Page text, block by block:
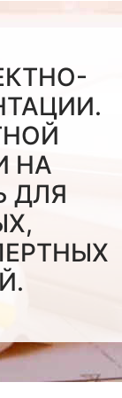
НА
ДЛЯ